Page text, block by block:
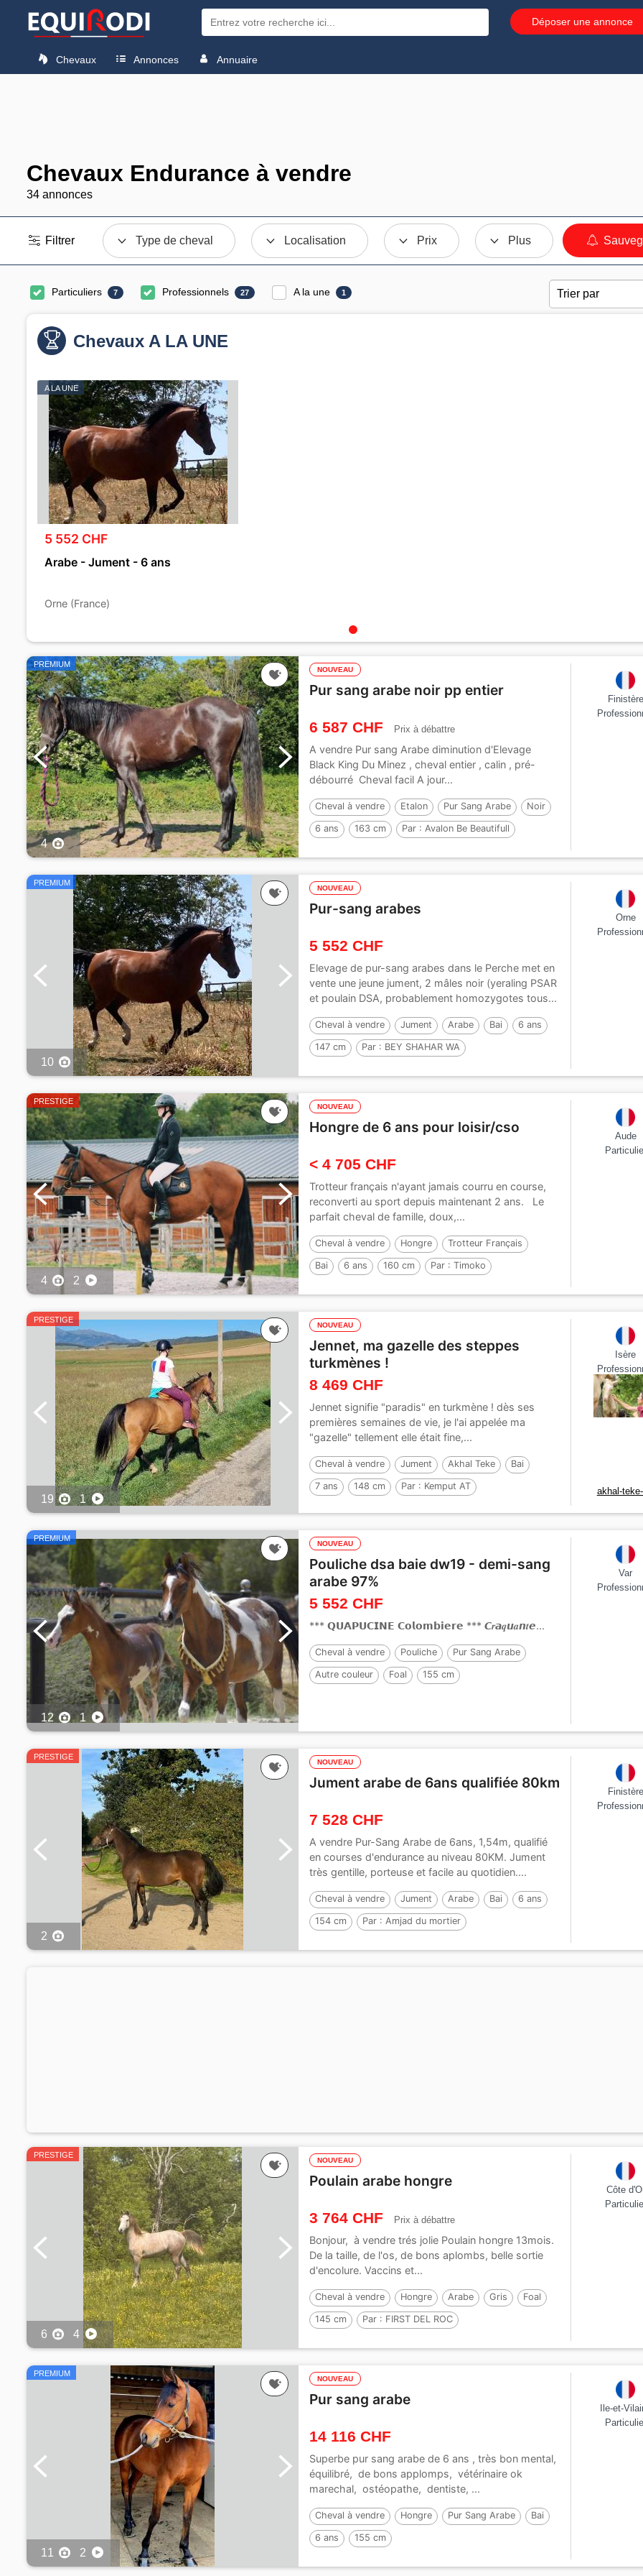
Déposer une annonce
Chevaux Annonces Annuaire
Chevaux Endurance à vendre
34 annonces
Filtrer Type de cheval Localisation Prix Plus
Particuliers 7 Professionnels 27 A la une 1
Chevaux A LA UNE
A LA UNE
5 552 CHF
Arabe - Jument - 6 ans
Orne (France)
PREMIUM
4
NOUVEAU
Pur sang arabe noir pp entier
6 587 CHF Prix à débattre
A vendre Pur sang Arabe diminution d'Elevage
Black King Du Minez , cheval entier , calin , pré-
débourré Cheval facil A jour...
Cheval à vendre Etalon Pur Sang Arabe Noir
6 ans 163 cm Par :Avalon Be Beautifull
Finistère
PREMIUM
10
NOUVEAU
Pur-sang arabes
5 552 CHF
Elevage de pur-sang arabes dans le Perche met en
vente une jeune jument, 2 mâles noir (yeraling PSAR
et poulain DSA, probablement homozygotes tous...
Cheval à vendre Jument Arabe Bai 6 ans
147 cm Par : BEY SHAHAR WA
Orne
PRESTIGE
4 2
NOUVEAU
Hongre de 6 ans pour loisir/cso
< 4 705 CHF
Trotteur français n'ayant jamais courru en course,
reconverti au sport depuis maintenant 2 ans. Le
parfait cheval de famille, doux,...
Cheval à vendre Hongre Trotteur Français
Bai 6 ans 160 cm Par :Timoko
Aude
PRESTIGE
19 1
NOUVEAU
Jennet, ma gazelle des steppes
turkmènes !
8 469 CHF
Jennet signifie "paradis" en turkmène ! dès ses
premières semaines de vie, je l'ai appelée ma
"gazelle" tellement elle était fine,...
Cheval à vendre Jument Akhal Teke Bai
7 ans 148 cm Par : Kemput AT
Isère
akhal-
PREMIUM
12 1
NOUVEAU
Pouliche dsa baie dw19 - demi-sang
arabe 97%
5 552 CHF
*** 𝗤𝗨𝗔𝗣𝗨𝗖𝗜𝗡𝗘 𝗖𝗼𝗹𝗼𝗺𝗯𝗶𝗲𝗿𝗲 *** 𝘾𝒓𝙖𝒒𝙪𝒂𝙣𝒕𝙚...
Cheval à vendre Pouliche Pur Sang Arabe
Autre couleur Foal 155 cm
Var
PRESTIGE
2
NOUVEAU
Jument arabe de 6ans qualifiée 80km
7 528 CHF
A vendre Pur-Sang Arabe de 6ans, 1,54m, qualifié
en courses d'endurance au niveau 80KM. Jument
très gentille, porteuse et facile au quotidien....
Cheval à vendre Jument Arabe Bai 6 ans
154 cm Par :Amjad du mortier
Finistère
PRESTIGE
6 4
NOUVEAU
Poulain arabe hongre
3 764 CHF Prix à débattre
Bonjour, à vendre trés jolie Poulain hongre 13mois.
De la taille, de l'os, de bons aplombs, belle sortie
d'encolure. Vaccins et...
Cheval à vendre Hongre Arabe Gris Foal
145 cm Par : FIRST DEL ROC
Côte
PREMIUM
11 2
NOUVEAU
Pur sang arabe
14 116 CHF
Superbe pur sang arabe de 6 ans , très bon mental,
équilibré, de bons applomps, vétérinaire ok
marechal, ostéopathe, dentiste, ...
Cheval à vendre Hongre Pur Sang Arabe Bai
6 ans 155 cm
Ile-et-